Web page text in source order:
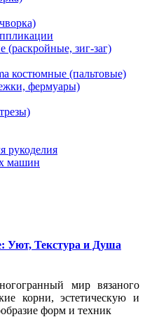
зиг-заг)
костюмные (пальтовые)
фермуары)
рукоделия
машин
Уют, Текстура и Душа
мир вязаного
корни, эстетическую и
форм и техник